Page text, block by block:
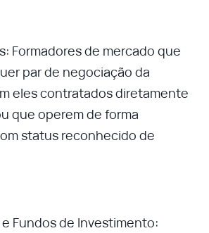
Formadores de mercado que
par de negociação da
eles contratados diretamente
que operem de forma
status reconhecido de
Fundos de Investimento: